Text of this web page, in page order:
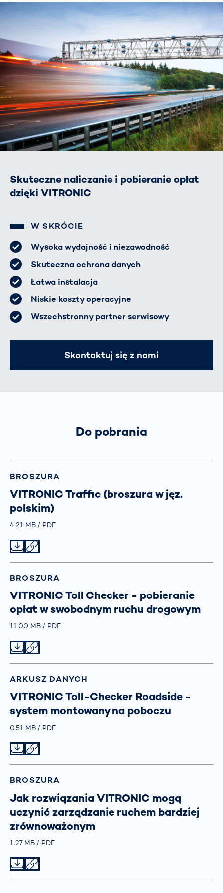
Skuteczne naliczanie i pobieranie opłat
dzięki VITRONIC
W SKRÓCIE
Wysoka wydajność i niezawodność
Skuteczna ochrona danych
Łatwa instalacja
Niskie koszty operacyjne
Wszechstronny partner serwisowy
Skontaktuj się z nami
Do pobrania
BROSZURA
VITRONIC Traffic (broszura w jęz.
polskim)
Größe
4.21 MB TypPDF
BROSZURA
VITRONIC Toll Checker - pobieranie
opłat w swobodnym ruchu drogowym
Größe
11.00 MB TypPDF
ARKUSZ DANYCH
VITRONIC Toll-Checker Roadside -
system montowany na poboczu
Größe
0.51 MB TypPDF
BROSZURA
Jak rozwiązania VITRONIC mogą
uczynić zarządzanie ruchem bardziej
zrównoważonym
Größe
1.27 MB TypPDF